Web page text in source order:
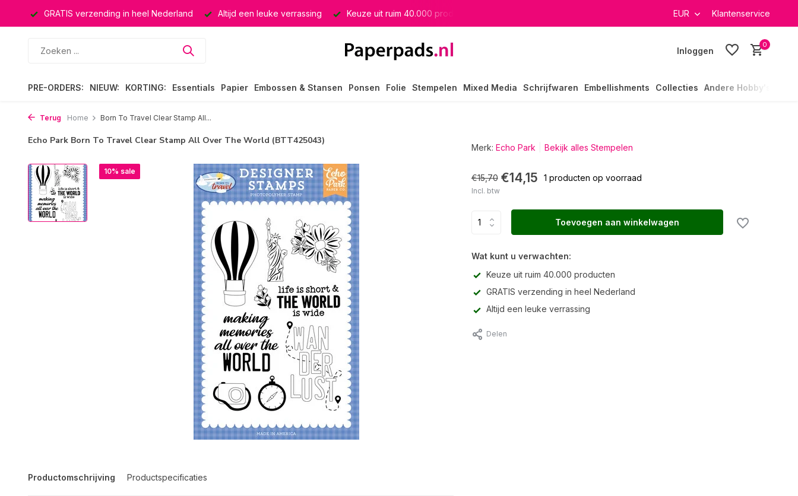
GRATIS verzending in heel Nederland Altijd een leuke verrassing Keuze uit ruim 40.000 producten EUR Klantenservice
Inloggen
0
PRE-ORDERS: NIEUW: KORTING: Essentials Papier Embossen & Stansen Ponsen Folie Stempelen Mixed Media Schrijfwaren Embellishments Collecties Andere Hobby's
Terug Home Born To Travel Clear Stamp All...
Echo Park Born To Travel Clear Stamp All Over The World (BTT425043)
10% sale
Productomschrijving Productspecificaties
Merk: Echo Park Bekijk alles Stempelen
€15,70 €14,15 1 producten op voorraad
Incl. btw
Toevoegen aan winkelwagen
Wat kunt u verwachten:
Keuze uit ruim 40.000 producten
GRATIS verzending in heel Nederland
Altijd een leuke verrassing
Delen